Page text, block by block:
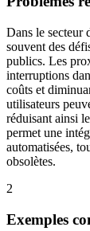
Dans le secteur
souvent des
publics. Les
interruptions
coûts et
utilisateurs
réduisant ainsi
permet une
automatisées,
obsolètes.
2
Exemples